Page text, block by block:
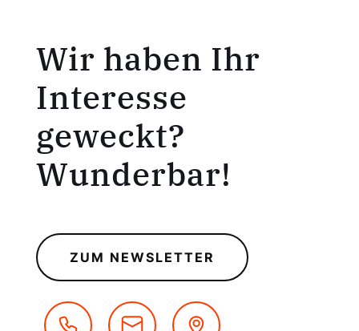
Wir haben Ihr
Interesse
geweckt?
Wunderbar!
ZUM NEWSLETTER